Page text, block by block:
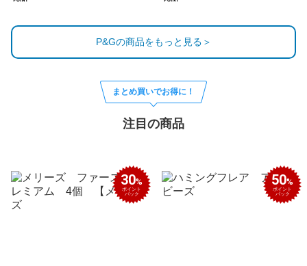
P&Gの商品をもっと見る＞
まとめ買いでお得に！
注目の商品
30%
ポイント
バック
50%
ポイント
バック